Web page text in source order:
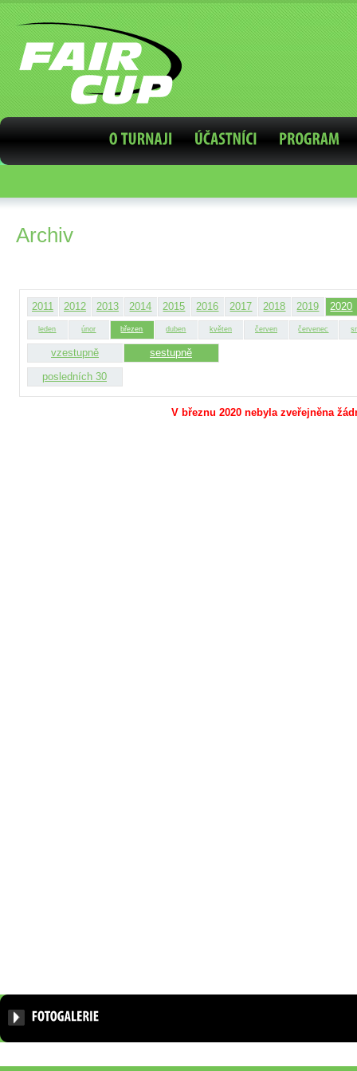
Archiv
2011 2012 2013 2014 2015 2016 2017 2018 2019 2020
leden únor březen duben květen červen červenec
vzestupně
sestupně
posledních 30
V březnu 2020 nebyla zveřejněna